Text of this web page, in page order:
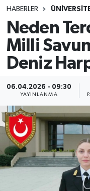
HABERLER
Neden
Milli
Deniz
06.04.2026 - 09:30
YAYINLANMA
YARIŞMA/
ANKET
MEVZUAT/